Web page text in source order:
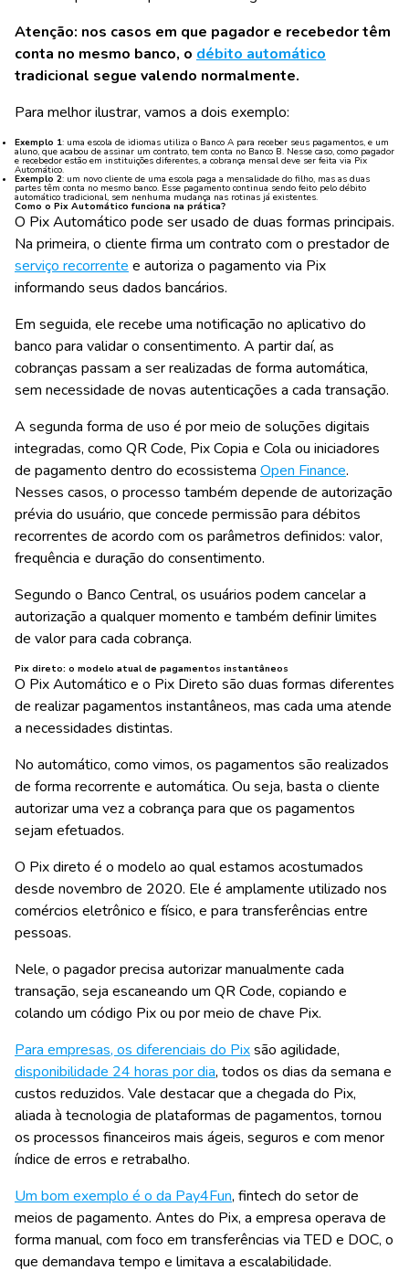
Atenção: nos casos em que pagador e recebedor têm
conta no mesmo banco, o débito automático
tradicional segue valendo normalmente.
Para melhor ilustrar, vamos a dois exemplo:
Exemplo 1: uma escola de idiomas utiliza o Banco A para receber seus pagamentos, e um
aluno, que acabou de assinar um contrato, tem conta no Banco B. Nesse caso, como pagador
e recebedor estão em instituições diferentes, a cobrança mensal deve ser feita via Pix
Automático.
Exemplo 2: um novo cliente de uma escola paga a mensalidade do filho, mas as duas
partes têm conta no mesmo banco. Esse pagamento continua sendo feito pelo débito
automático tradicional, sem nenhuma mudança nas rotinas já existentes.
Como o Pix Automático funciona na prática?
O Pix Automático pode ser usado de duas formas principais.
Na primeira, o cliente firma um contrato com o prestador de
serviço recorrente e autoriza o pagamento via Pix
informando seus dados bancários.
Em seguida, ele recebe uma notificação no aplicativo do
banco para validar o consentimento. A partir daí, as
cobranças passam a ser realizadas de forma automática,
sem necessidade de novas autenticações a cada transação.
A segunda forma de uso é por meio de soluções digitais
integradas, como QR Code, Pix Copia e Cola ou iniciadores
de pagamento dentro do ecossistema Open Finance.
Nesses casos, o processo também depende de autorização
prévia do usuário, que concede permissão para débitos
recorrentes de acordo com os parâmetros definidos: valor,
frequência e duração do consentimento.
Segundo o Banco Central, os usuários podem cancelar a
autorização a qualquer momento e também definir limites
de valor para cada cobrança.
Pix direto: o modelo atual de pagamentos instantâneos
O Pix Automático e o Pix Direto são duas formas diferentes
de realizar pagamentos instantâneos, mas cada uma atende
a necessidades distintas.
No automático, como vimos, os pagamentos são realizados
de forma recorrente e automática. Ou seja, basta o cliente
autorizar uma vez a cobrança para que os pagamentos
sejam efetuados.
O Pix direto é o modelo ao qual estamos acostumados
desde novembro de 2020. Ele é amplamente utilizado nos
comércios eletrônico e físico, e para transferências entre
pessoas.
Nele, o pagador precisa autorizar manualmente cada
transação, seja escaneando um QR Code, copiando e
colando um código Pix ou por meio de chave Pix.
Para empresas, os diferenciais do Pixsão agilidade,
disponibilidade 24 horas por dia, todos os dias da semana e
custos reduzidos. Vale destacar que a chegada do Pix,
aliada à tecnologia de plataformas de pagamentos, tornou
os processos financeiros mais ágeis, seguros e com menor
índice de erros e retrabalho.
Um bom exemplo é o da Pay4Fun, fintech do setor de
meios de pagamento. Antes do Pix, a empresa operava de
forma manual, com foco em transferências via TED e DOC, o
que demandava tempo e limitava a escalabilidade.